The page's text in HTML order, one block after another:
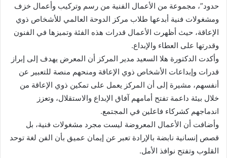
حدود”، مجموعة من الأعمال الفنية من رسم وتركيب وأعمال خزف
ومشغولات فنية أبدعها طلاب مركز الدوحة العالمي للأشخاص ذوي
الإعاقة، حيث أظهرت الأعمال قدرات هذه الفئة وتميزها في الفنون
وقدرتها على العطاء والإبداع.
وأكدت الدكتورة هلا السعيد مدير المركز أن المعرض يهدف إلى إبراز
قدرات وإبداعات الأشخاص ذوي الإعاقة ومنحهم منصة للتعبير عن
أنفسهم، مشيرة إلى أن المركز يعمل على تمكين ذوي الإعاقة من
خلال بيئة داعمة تفتح أمامهم آفاق الإبداع والاستقلال، وتعزز
اندماجهم كشركاء فاعلين في المجتمع.
وأضافت أن الأعمال المعروضة ليست مجرد مشغولات فنية، بل
قصص إنسانية نابضة بالإرادة تعبر عن إيمان عميق بأن الفن لغة توحد
القلوب وتفتح نوافذ الأمل.